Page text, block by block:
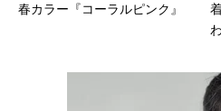
春カラー『コーラルピンク』